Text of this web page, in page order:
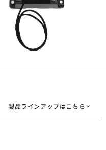
導入事例
サポート
サイトマップ
製品ラインアップはこちら